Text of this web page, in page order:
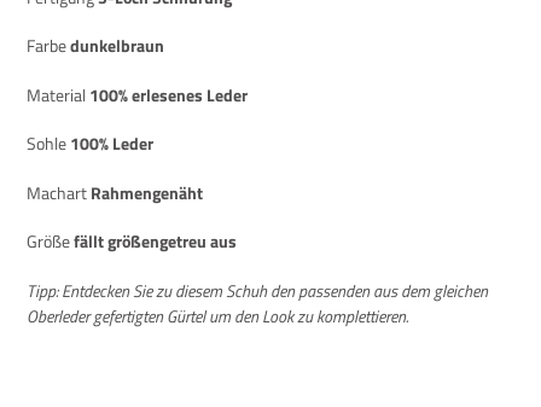
Farbedunkelbraun
Material100% erlesenes Leder
Sohle100% Leder
MachartRahmengenäht
Größefällt größengetreu aus
Tipp: Entdecken Sie zu diesem Schuh den passenden aus dem gleichen
Oberleder gefertigten Gürtel um den Look zu komplettieren.